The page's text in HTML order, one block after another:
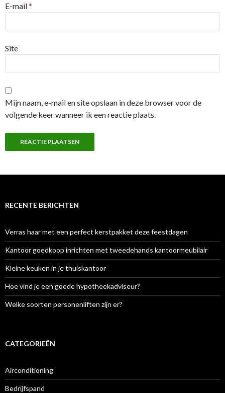
E-mail*
Site
Mijn naam, e-mail en site opslaan in deze browser voor de
volgende keer wanneer ik een reactie plaats.
RECENTE BERICHTEN
Verras haar met een perfect kerstpakket deze feestdagen
Kantoor goedkoop inrichten met tweedehands kantoormeubilair
Kleine keuken in je thuiskantoor
Hoe vind je een goede hypotheekadviseur?
Welke soorten personenliften zijn er?
CATEGORIEËN
Airconditioning
Bedrijfspand